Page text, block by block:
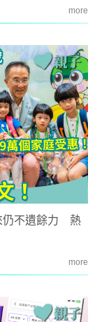
more
仍不遺餘力 熱
more